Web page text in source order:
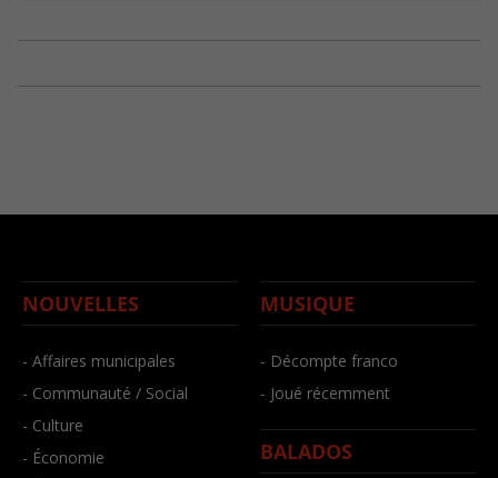
NOUVELLES
- Affaires municipales
- Communauté / Social
- Culture
- Économie
MUSIQUE
- Décompte franco
- Joué récemment
BALADOS